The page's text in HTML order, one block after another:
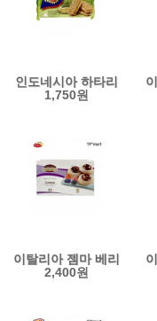
인도네시아 하타리
두리안 크림 비스킷
1,750원
이탈리아 젬마 베리
퓨레 페이스트리
2,400원